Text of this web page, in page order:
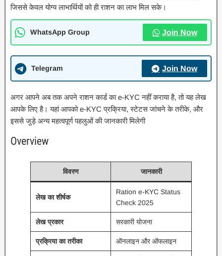
जिससे केवल योग्य लाभार्थियों को ही राशन का लाभ मिल सके।
WhatsApp Group Join Now
Telegram Join Now
अगर आपने अब तक अपने राशन कार्ड का e-KYC नहीं कराया है, तो यह लेख
आपके लिए है। यहां आपको e-KYC प्रक्रिया, स्टेटस जांचने के तरीके, और
इससे जुड़े अन्य महत्वपूर्ण पहलुओं की जानकारी मिलेगी
Overview
विवरण जानकारी
लेख का शीर्षक
Ration e-KYC Status
Check 2025
लेख प्रकार सरकारी योजना
प्रक्रिया का तरीका ऑनलाइन और ऑफलाइन